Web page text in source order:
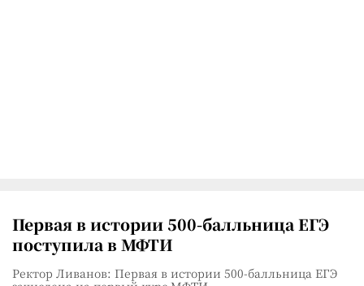
Первая в истории 500-балльница ЕГЭ
поступила в МФТИ
Ректор Ливанов: Первая в истории 500-балльница ЕГЭ